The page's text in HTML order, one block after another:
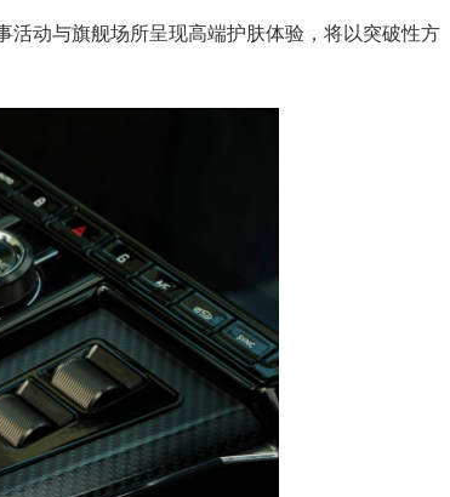
活动与旗舰场所呈现高端护肤体验，将以突破性方